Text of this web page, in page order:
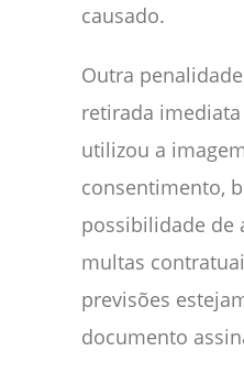
causado.
Outra
retirada
utilizou a
consentimento,
possibilidade de
multas
previsões
documento